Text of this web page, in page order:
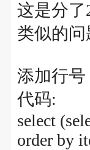
这是分了
类似的
添加行号
代码:
select
order by